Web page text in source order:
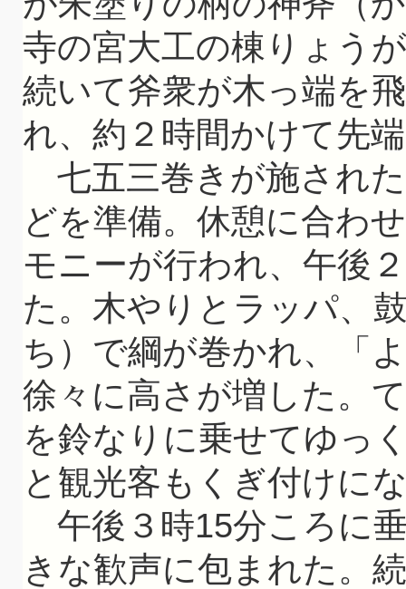
寺の宮大工の棟りょう
続いて斧衆が木っ端を
れ、約２時間かけて先
七五三巻きが施され
どを準備。休憩に合わ
モニーが行われ、午後
た。木やりとラッパ、
ち）で綱が巻かれ、「
徐々に高さが増した。
を鈴なりに乗せてゆっ
と観光客もくぎ付けに
午後３時15分ころに
きな歓声に包まれた。